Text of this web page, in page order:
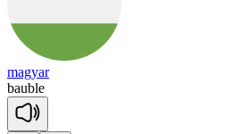
magyar
bauble